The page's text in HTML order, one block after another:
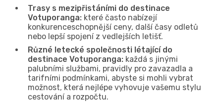
Trasy s mezipřistáními do destinace
Votuporanga: které často nabízejí
konkurenceschopnější ceny, další časy odletů
nebo lepší spojení z vedlejších letišť.
Různé letecké společnosti létající do
destinace Votuporanga: každá s jinými
palubními službami, pravidly pro zavazadla a
tarifními podmínkami, abyste si mohli vybrat
možnost, která nejlépe vyhovuje vašemu stylu
cestování a rozpočtu.